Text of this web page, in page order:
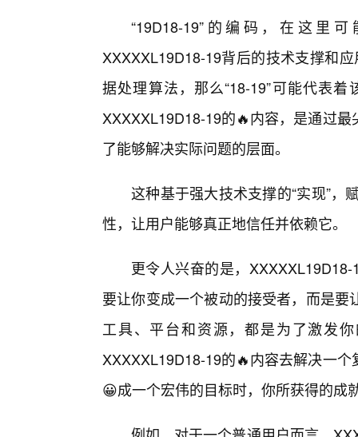
“19D18-19”的编码，在这里
XXXXXL19D18-19背后的技术支撑和
据处理算法，那么“18-19”可能代表
XXXXXL19D18-19的🔥内容，是通过
了能够解决实际问题的层面。
这种基于强大技术支撑的“实现”，
性，让用户能够真正地信任并依赖它。
更令人兴奋的是，XXXXXL19D18-
要让你变成一个被动的接受者，而是
工具、平台和资源，都是为了激发
XXXXXL19D18-19的🔥内容去解决一
😀成一个宏伟的目标时，你所获得的成